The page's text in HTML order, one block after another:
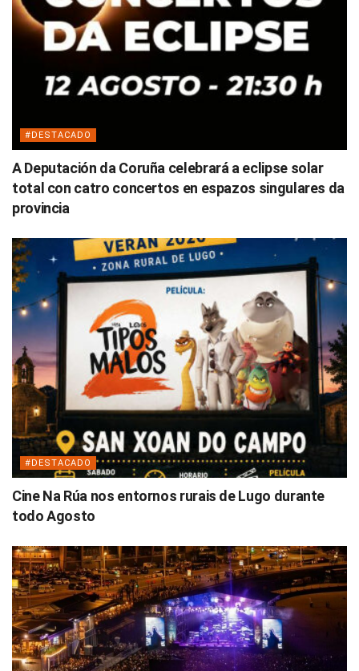
#DESTACADO
A Deputación da Coruña celebrará a eclipse solar
total con catro concertos en espazos singulares da
provincia
#DESTACADO
Cine Na Rúa nos entornos rurais de Lugo durante
todo Agosto